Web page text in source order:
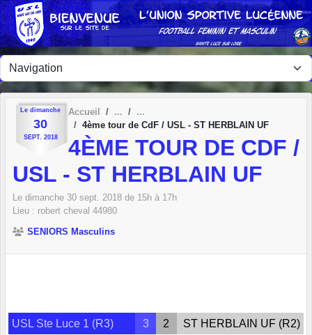
Le dimanche
30
SEPT. 2018
Accueil
4ème tour de CdF / USL - ST HERBLAIN UF
4ÈME TOUR DE CDF /
USL - ST HERBLAIN UF
Le dimanche 30 sept. 2018 de 15h à 17h
Lieu : robert cheval 44980
SENIORS Masculins
USL Ste Luce 1 (R3) 3 2 ST HERBLAIN UF (R2)
Panneau de gestion des cookies